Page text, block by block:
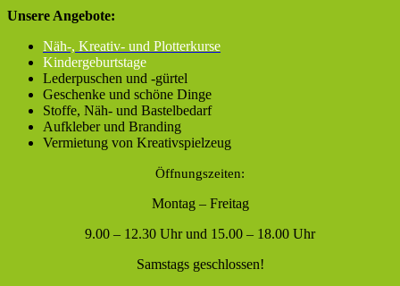
Unsere Angebote:
Näh-, Kreativ- und Plotterkurse
Kindergeburtstage
Lederpuschen und -gürtel
Geschenke und schöne Dinge
Stoffe, Näh- und Bastelbedarf
Aufkleber und Branding
Vermietung von Kreativspielzeug
Öffnungszeiten:
Montag – Freitag
9.00 – 12.30 Uhr und 15.00 – 18.00 Uhr
Samstags geschlossen!